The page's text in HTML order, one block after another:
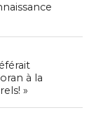
à la
»